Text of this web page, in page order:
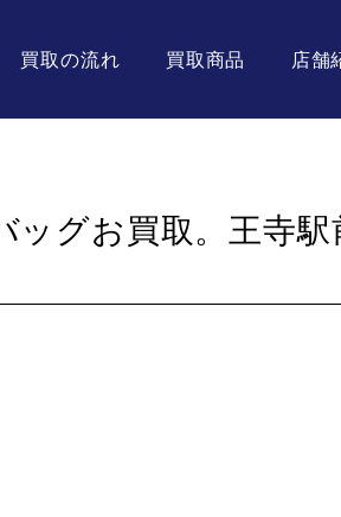
買取の流れ 買取商品 店舗
ッグお買取。王寺